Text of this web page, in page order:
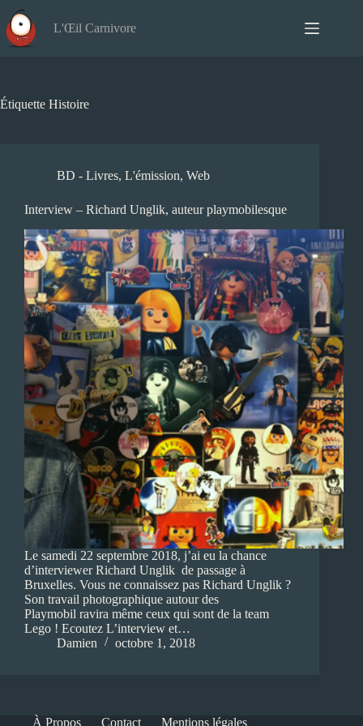
au
contenu
L'Œil Carnivore
Étiquette Histoire
BD - Livres, L'émission, Web
Interview – Richard Unglik, auteur playmobilesque
Le samedi 22 septembre 2018, j’ai eu la chance
d’interviewer Richard Unglik de passage à
Bruxelles. Vous ne connaissez pas Richard Unglik ?
Son travail photographique autour des
Playmobil ravira même ceux qui sont de la team
Lego ! Ecoutez L’interview et…
Damien
octobre 1, 2018
À Propos Contact Mentions légales